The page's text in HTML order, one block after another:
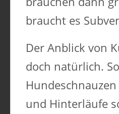
braucht es
Der Anblick von
doch natürlich.
und Hinterläufe